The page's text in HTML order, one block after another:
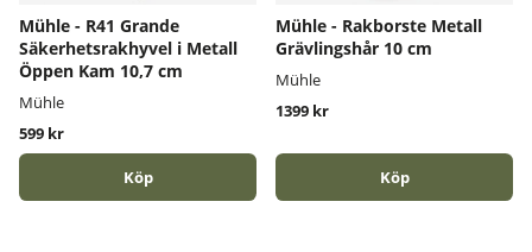
Mühle - R41 Grande
Säkerhetsrakhyvel i Metall
Öppen Kam 10,7 cm
Mühle
599 kr
Köp
Mühle - Rakborste Metall
Grävlingshår 10 cm
Mühle
1399 kr
Köp